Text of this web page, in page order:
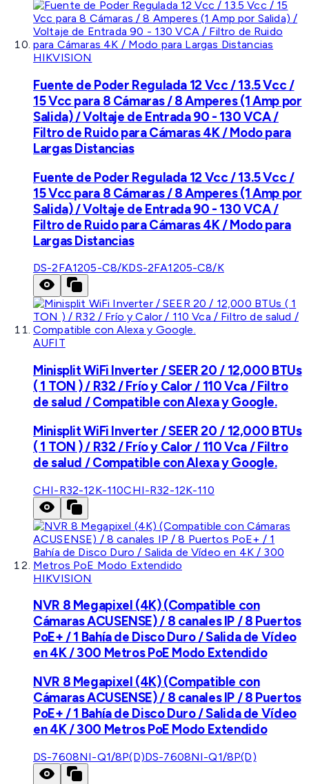
HIKVISION
Fuente de Poder Regulada 12 Vcc / 13.5 Vcc /
15 Vcc para 8 Cámaras / 8 Amperes (1 Amp por
Salida) / Voltaje de Entrada 90 - 130 VCA /
Filtro de Ruido para Cámaras 4K / Modo para
Largas Distancias
Fuente de Poder Regulada 12 Vcc / 13.5 Vcc /
15 Vcc para 8 Cámaras / 8 Amperes (1 Amp por
Salida) / Voltaje de Entrada 90 - 130 VCA /
Filtro de Ruido para Cámaras 4K / Modo para
Largas Distancias
DS-2FA1205-C8/KDS-2FA1205-C8/K
AUFIT
Minisplit WiFi Inverter / SEER 20 / 12,000 BTUs
( 1 TON ) / R32 / Frío y Calor / 110 Vca / Filtro
de salud / Compatible con Alexa y Google.
Minisplit WiFi Inverter / SEER 20 / 12,000 BTUs
( 1 TON ) / R32 / Frío y Calor / 110 Vca / Filtro
de salud / Compatible con Alexa y Google.
CHI-R32-12K-110CHI-R32-12K-110
HIKVISION
NVR 8 Megapixel (4K) (Compatible con
Cámaras ACUSENSE) / 8 canales IP / 8 Puertos
PoE+ / 1 Bahía de Disco Duro / Salida de Vídeo
en 4K / 300 Metros PoE Modo Extendido
NVR 8 Megapixel (4K) (Compatible con
Cámaras ACUSENSE) / 8 canales IP / 8 Puertos
PoE+ / 1 Bahía de Disco Duro / Salida de Vídeo
en 4K / 300 Metros PoE Modo Extendido
DS-7608NI-Q1/8P(D)DS-7608NI-Q1/8P(D)